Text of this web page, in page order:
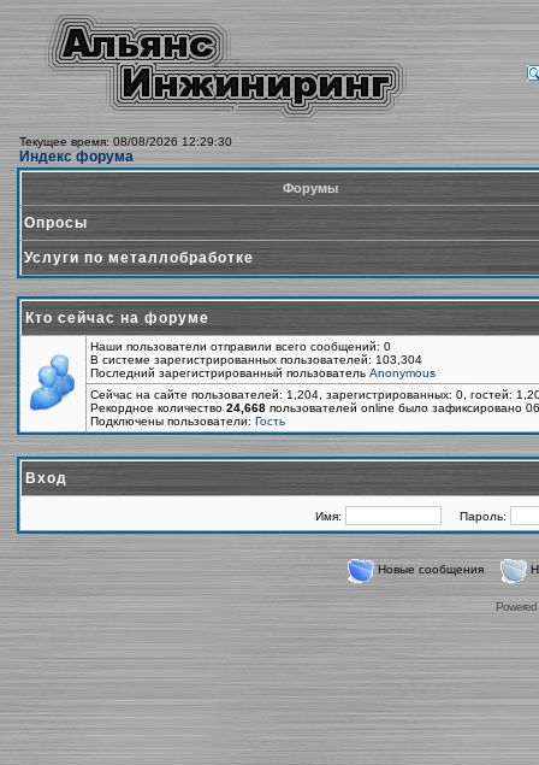
Текущее время: 08/08/2026 12:29:30
Индекс форума
Форумы
Опросы
Услуги по металлобработке
Кто сейчас на форуме
Наши пользователи отправили всего сообщений: 0
В системе зарегистрированных пользователей: 103,304
Последний зарегистрированный пользователь Anonymous
Сейчас на сайте пользователей: 1,204, зарегистрированных: 0, гостей:
Рекордное количество 24,668 пользователей online было зафиксировано
Подключены пользователи: Гость
Вход
Имя: Пароль:
Новые сообщения